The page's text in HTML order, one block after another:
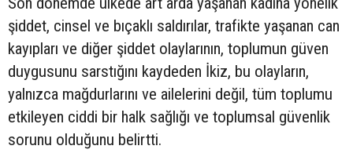
şiddet, cinsel ve bıçaklı saldırılar, trafikte yaşanan can
kayıpları ve diğer şiddet olaylarının, toplumun güven
duygusunu sarstığını kaydeden İkiz, bu olayların,
yalnızca mağdurlarını ve ailelerini değil, tüm toplumu
etkileyen ciddi bir halk sağlığı ve toplumsal güvenlik
sorunu olduğunu belirtti.